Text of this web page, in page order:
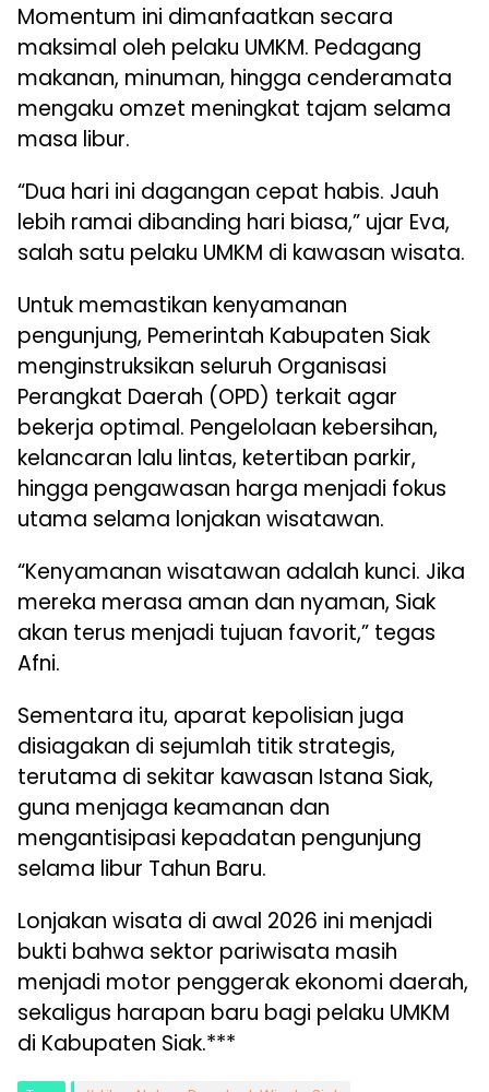
Momentum ini dimanfaatkan secara
maksimal oleh pelaku UMKM. Pedagang
makanan, minuman, hingga cenderamata
mengaku omzet meningkat tajam selama
masa libur.
“Dua hari ini dagangan cepat habis. Jauh
lebih ramai dibanding hari biasa,” ujar Eva,
salah satu pelaku UMKM di kawasan wisata.
Untuk memastikan kenyamanan
pengunjung, Pemerintah Kabupaten Siak
menginstruksikan seluruh Organisasi
Perangkat Daerah (OPD) terkait agar
bekerja optimal. Pengelolaan kebersihan,
kelancaran lalu lintas, ketertiban parkir,
hingga pengawasan harga menjadi fokus
utama selama lonjakan wisatawan.
“Kenyamanan wisatawan adalah kunci. Jika
mereka merasa aman dan nyaman, Siak
akan terus menjadi tujuan favorit,” tegas
Afni.
Sementara itu, aparat kepolisian juga
disiagakan di sejumlah titik strategis,
terutama di sekitar kawasan Istana Siak,
guna menjaga keamanan dan
mengantisipasi kepadatan pengunjung
selama libur Tahun Baru.
Lonjakan wisata di awal 2026 ini menjadi
bukti bahwa sektor pariwisata masih
menjadi motor penggerak ekonomi daerah,
sekaligus harapan baru bagi pelaku UMKM
di Kabupaten Siak.***